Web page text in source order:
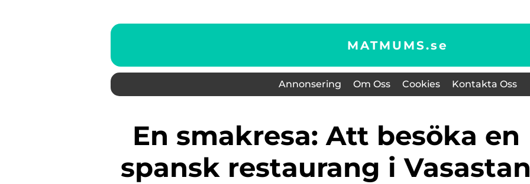
MATMUMS.se
Annonsering Om Oss Cookies Kontakta Oss
En smakresa: Att besöka en
spansk restaurang i Vasastan